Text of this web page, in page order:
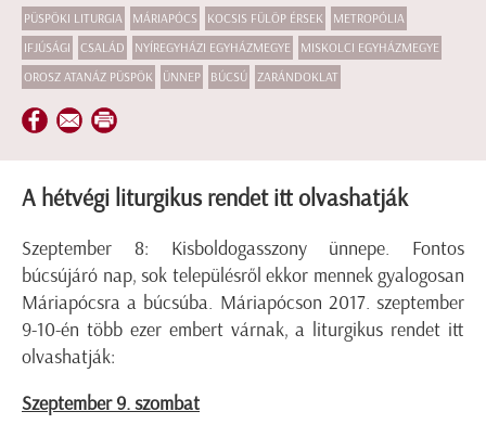
PÜSPÖKI LITURGIA MÁRIAPÓCS KOCSIS FÜLÖP ÉRSEK
METROPÓLIA
IFJÚSÁGI
CSALÁD NYÍREGYHÁZI EGYHÁZMEGYE
MISKOLCI EGYHÁZMEGYE
OROSZ ATANÁZ PÜSPÖK
ÜNNEP BÚCSÚ ZARÁNDOKLAT
A hétvégi liturgikus rendet itt olvashatják
Szeptember 8: Kisboldogasszony ünnepe. Fontos
búcsújáró nap, sok településről ekkor mennek gyalogosan
Máriapócsra a búcsúba. Máriapócson 2017. szeptember
9-10-én több ezer embert várnak, a liturgikus rendet itt
olvashatják:
Szeptember 9. szombat